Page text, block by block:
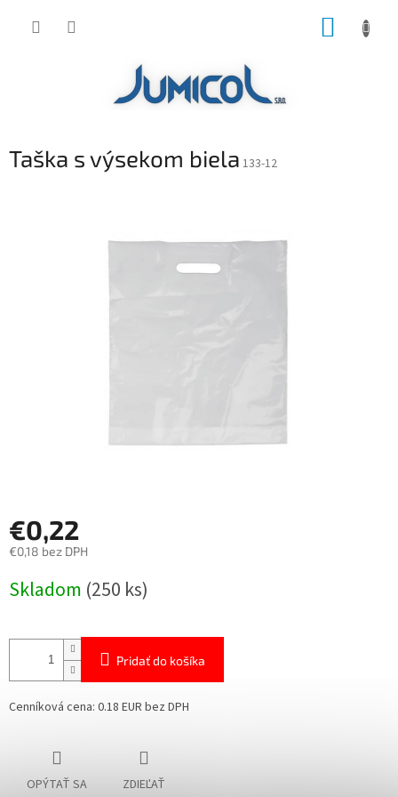
Taška s výsekom biela 133-12
€0,22
€0,18 bez DPH
cena:
Skladom (250 ks)
Pridať do košíka
Cenníková cena: 0.18 EUR bez DPH
OPÝTAŤ SA ZDIEĽAŤ